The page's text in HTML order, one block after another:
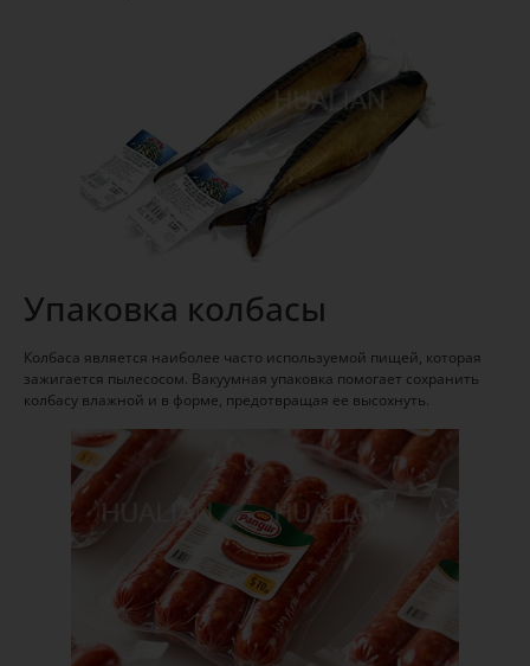
Упаковка колбасы
Колбаса является наиболее часто используемой пищей, которая
зажигается пылесосом. Вакуумная упаковка помогает сохранить
колбасу влажной и в форме, предотвращая ее высохнуть.